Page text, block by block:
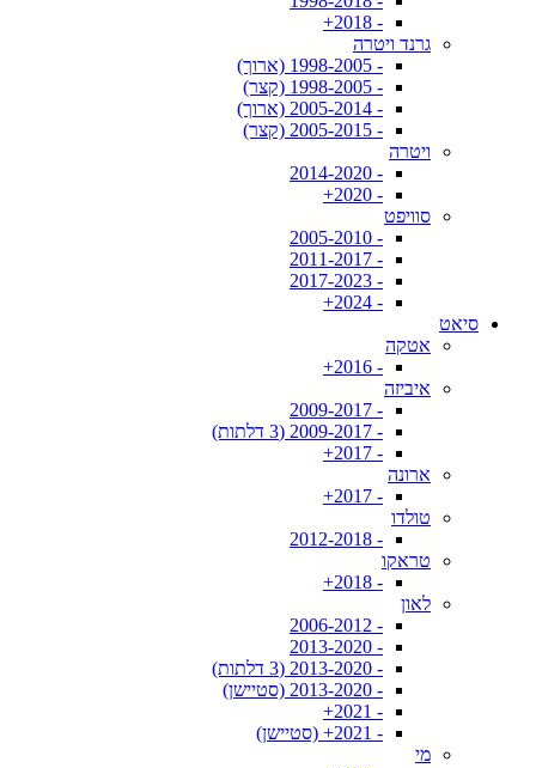
- 2018+
גרנד ויטרה
- 1998-2005 (ארוך)
- 1998-2005 (קצר)
- 2005-2014 (ארוך)
- 2005-2015 (קצר)
ויטרה
- 2014-2020
- 2020+
סוויפט
- 2005-2010
- 2011-2017
- 2017-2023
- 2024+
סיאט
אטקה
- 2016+
איביזה
- 2009-2017
- 2009-2017 (3 דלתות)
- 2017+
ארונה
- 2017+
טולדו
- 2012-2018
טראקו
- 2018+
לאון
- 2006-2012
- 2013-2020
- 2013-2020 (3 דלתות)
- 2013-2020 (סטיישן)
- 2021+
- 2021+ (סטיישן)
מי